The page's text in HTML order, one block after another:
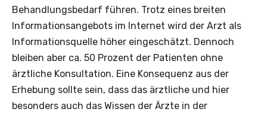
Behandlungsbedarf führen. Trotz eines breiten
Informationsangebots im Internet wird der Arzt als
Informationsquelle höher eingeschätzt. Dennoch
bleiben aber ca. 50 Prozent der Patienten ohne
ärztliche Konsultation. Eine Konsequenz aus der
Erhebung sollte sein, dass das ärztliche und hier
besonders auch das Wissen der Ärzte in der